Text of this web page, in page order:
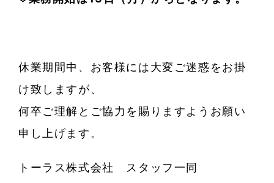
休業期間中、お客様には大変ご迷惑をお掛
け致しますが、
何卒ご理解とご協力を賜りますようお願い
申し上げます。
トーラス株式会社 スタッフ一同